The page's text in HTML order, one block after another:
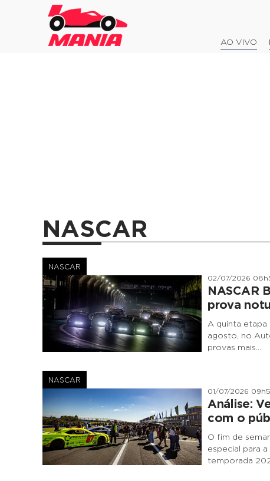
AO VIVO
NASCAR
NASCAR
02/07/2026
NASCAR
prova
A quinta etapa
agosto, no
provas mais…
NASCAR
01/07/2026
Análise:
com o
O fim de
especial para
temporada